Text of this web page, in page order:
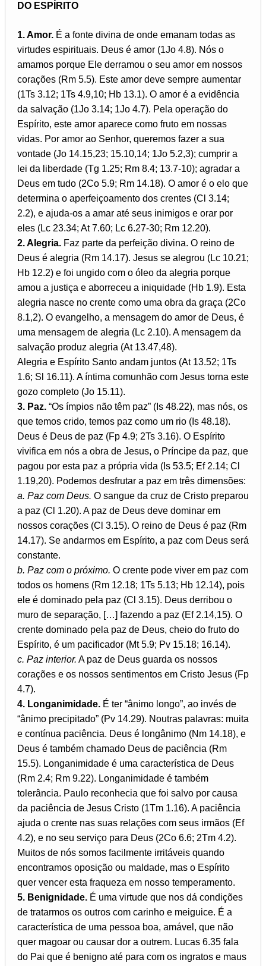
DO ESPÍRITO
1. Amor. É a fonte divina de onde emanam todas as
virtudes espirituais. Deus é amor (1Jo 4.8). Nós o
amamos porque Ele derramou o seu amor em nossos
corações (Rm 5.5). Este amor deve sempre aumentar
(1Ts 3.12; 1Ts 4.9,10; Hb 13.1). O amor é a evidência
da salvação (1Jo 3.14; 1Jo 4.7). Pela operação do
Espírito, este amor aparece como fruto em nossas
vidas. Por amor ao Senhor, queremos fazer a sua
vontade (Jo 14.15,23; 15.10,14; 1Jo 5.2,3); cumprir a
lei da liberdade (Tg 1.25; Rm 8.4; 13.7-10); agradar a
Deus em tudo (2Co 5.9; Rm 14.18). O amor é o elo que
determina o aperfeiçoamento dos crentes (Cl 3.14;
2.2), e ajuda-os a amar até seus inimigos e orar por
eles (Lc 23.34; At 7.60; Lc 6.27-30; Rm 12.20).
2. Alegria. Faz parte da perfeição divina. O reino de
Deus é alegria (Rm 14.17). Jesus se alegrou (Lc 10.21;
Hb 12.2) e foi ungido com o óleo da alegria porque
amou a justiça e aborreceu a iniquidade (Hb 1.9). Esta
alegria nasce no crente como uma obra da graça (2Co
8.1,2). O evangelho, a mensagem do amor de Deus, é
uma mensagem de alegria (Lc 2.10). A mensagem da
salvação produz alegria (At 13.47,48).
Alegria e Espírito Santo andam juntos (At 13.52; 1Ts
1.6; Sl 16.11). A íntima comunhão com Jesus torna este
gozo completo (Jo 15.11).
3. Paz. “Os ímpios não têm paz” (Is 48.22), mas nós, os
que temos crido, temos paz como um rio (Is 48.18).
Deus é Deus de paz (Fp 4.9; 2Ts 3.16). O Espírito
vivifica em nós a obra de Jesus, o Príncipe da paz, que
pagou por esta paz a própria vida (Is 53.5; Ef 2.14; Cl
1.19,20). Podemos desfrutar a paz em três dimensões:
a. Paz com Deus. O sangue da cruz de Cristo preparou
a paz (Cl 1.20). A paz de Deus deve dominar em
nossos corações (Cl 3.15). O reino de Deus é paz (Rm
14.17). Se andarmos em Espírito, a paz com Deus será
constante.
b. Paz com o próximo. O crente pode viver em paz com
todos os homens (Rm 12.18; 1Ts 5.13; Hb 12.14), pois
ele é dominado pela paz (Cl 3.15). Deus derribou o
muro de separação, […] fazendo a paz (Ef 2.14,15). O
crente dominado pela paz de Deus, cheio do fruto do
Espírito, é um pacificador (Mt 5.9; Pv 15.18; 16.14).
c. Paz interior. A paz de Deus guarda os nossos
corações e os nossos sentimentos em Cristo Jesus (Fp
4.7).
4. Longanimidade. É ter “ânimo longo”, ao invés de
“ânimo precipitado” (Pv 14.29). Noutras palavras: muita
e contínua paciência. Deus é longânimo (Nm 14.18), e
Deus é também chamado Deus de paciência (Rm
15.5). Longanimidade é uma característica de Deus
(Rm 2.4; Rm 9.22). Longanimidade é também
tolerância. Paulo reconhecia que foi salvo por causa
da paciência de Jesus Cristo (1Tm 1.16). A paciência
ajuda o crente nas suas relações com seus irmãos (Ef
4.2), e no seu serviço para Deus (2Co 6.6; 2Tm 4.2).
Muitos de nós somos facilmente irritáveis quando
encontramos oposição ou maldade, mas o Espírito
quer vencer esta fraqueza em nosso temperamento.
5. Benignidade. É uma virtude que nos dá condições
de tratarmos os outros com carinho e meiguice. É a
característica de uma pessoa boa, amável, que não
quer magoar ou causar dor a outrem. Lucas 6.35 fala
do Pai que é benigno até para com os ingratos e maus